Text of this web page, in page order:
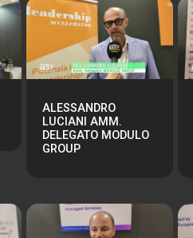
ALESSANDRO
LUCIANI AMM.
DELEGATO MODULO
GROUP